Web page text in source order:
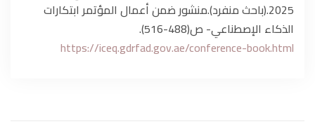
2025.(باحث منفرد).منشور ضمن أعمال المؤتمر ابتكارات
الذكاء الإصطناعي- ص(488-516).
https://iceq.gdrfad.gov.ae/conference-book.html